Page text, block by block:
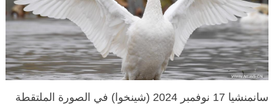
سانمنشيا 17 نوفمبر 2024 (شينخوا) في الصورة الملتقطة